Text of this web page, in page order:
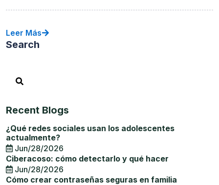
Leer Más
Search
Recent Blogs
¿Qué redes sociales usan los adolescentes
actualmente?
Jun/28/2026
Ciberacoso: cómo detectarlo y qué hacer
Jun/28/2026
Cómo crear contraseñas seguras en familia